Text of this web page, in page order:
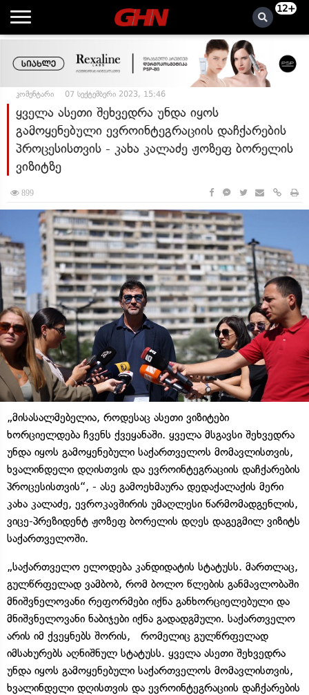
12+
კომენტარი 07 სექტემბერი 2023, 15:46
ყველა ასეთი შეხვედრა უნდა იყოს
გამოყენებული ევროინტეგრაციის დაჩქარების
პროცესისთვის - კახა კალაძე ჟოზეფ ბორელის
ვიზიტზე
899
„მისასალმებელია, როდესაც ასეთი ვიზიტები
ხორციელდება ჩვენს ქვეყანაში. ყველა მსგავსი შეხვედრა
უნდა იყოს გამოყენებული საქართველოს მომავლისთვის,
ხვალინდელი დღისთვის და ევროინტეგრაციის დაჩქარების
პროცესისთვის“, - ასე გამოეხმაურა დედაქალაქის მერი
კახა კალაძე, ევროკავშირის უმაღლესი წარმომადგენლის,
ვიცე-პრეზიდენტ ჟოზეფ ბორელის დღეს დაგეგმილ ვიზიტს
საქართველოში.
„საქართველო ელოდება კანდიდატის სტატუსს. მართლაც,
გულწრფელად ვამბობ, რომ ბოლო წლების განმავლობაში
მნიშვნელოვანი რეფორმები იქნა განხორციელებული და
მნიშვნელოვანი ნაბიჯები იქნა გადადგმული. საქართველო
არის იმ ქვეყნებს შორის, რომელიც გულწრფელად
იმსახურებს აღნიშნულ სტატუსს. ყველა ასეთი შეხვედრა
უნდა იყოს გამოყენებული საქართველოს მომავლისთვის,
ხვალინდელი დღისთვის და ევროინტეგრაციის დაჩქარების